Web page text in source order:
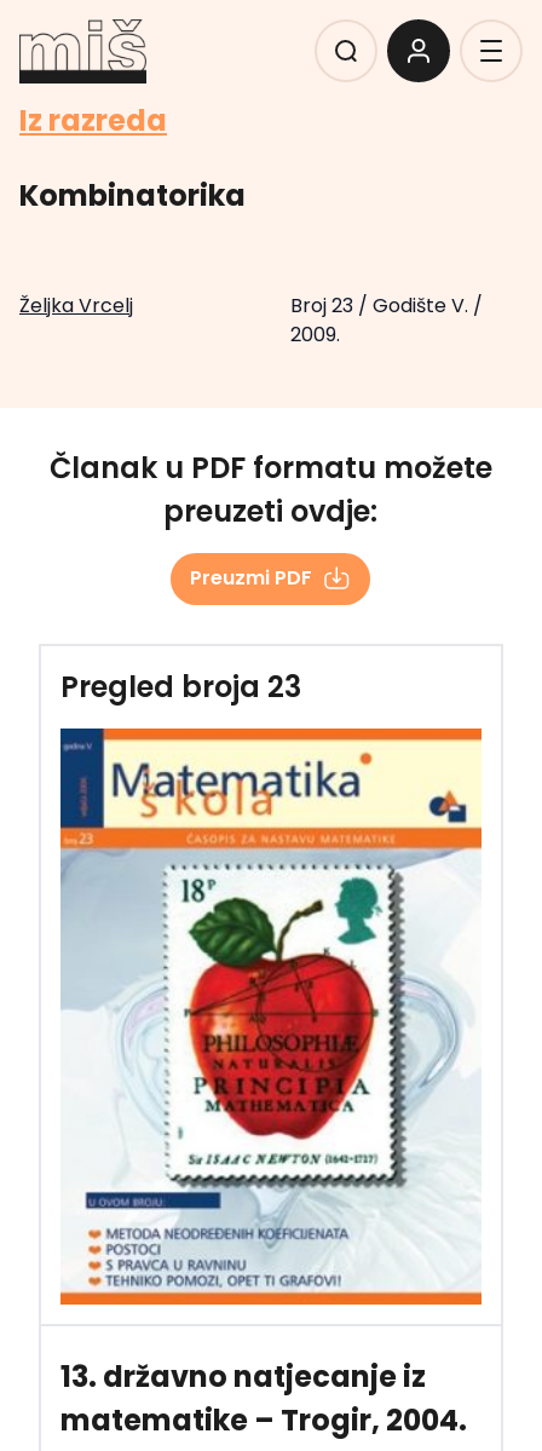
Iz razreda
Kombinatorika
Željka Vrcelj Broj 23/ Godište V. /
2009.
Članak u PDF formatu možete
preuzeti ovdje:
Preuzmi PDF
Pregled broja 23
13. državno natjecanje iz
matematike – Trogir, 2004.